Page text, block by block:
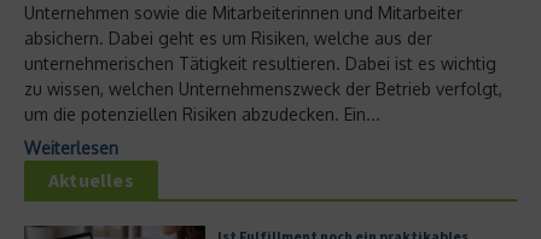
Unternehmen sowie die Mitarbeiterinnen und Mitarbeiter
absichern. Dabei geht es um Risiken, welche aus der
unternehmerischen Tätigkeit resultieren. Dabei ist es wichtig
zu wissen, welchen Unternehmenszweck der Betrieb verfolgt,
um die potenziellen Risiken abzudecken. Ein...
Weiterlesen
Aktuelles